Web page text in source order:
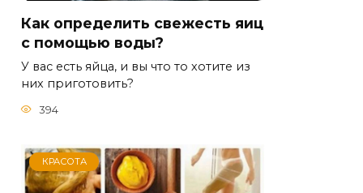
Как определить свежесть яиц
с помощью воды?
У вас есть яйца, и вы что то хотите из
них приготовить?
394
КРАСОТА